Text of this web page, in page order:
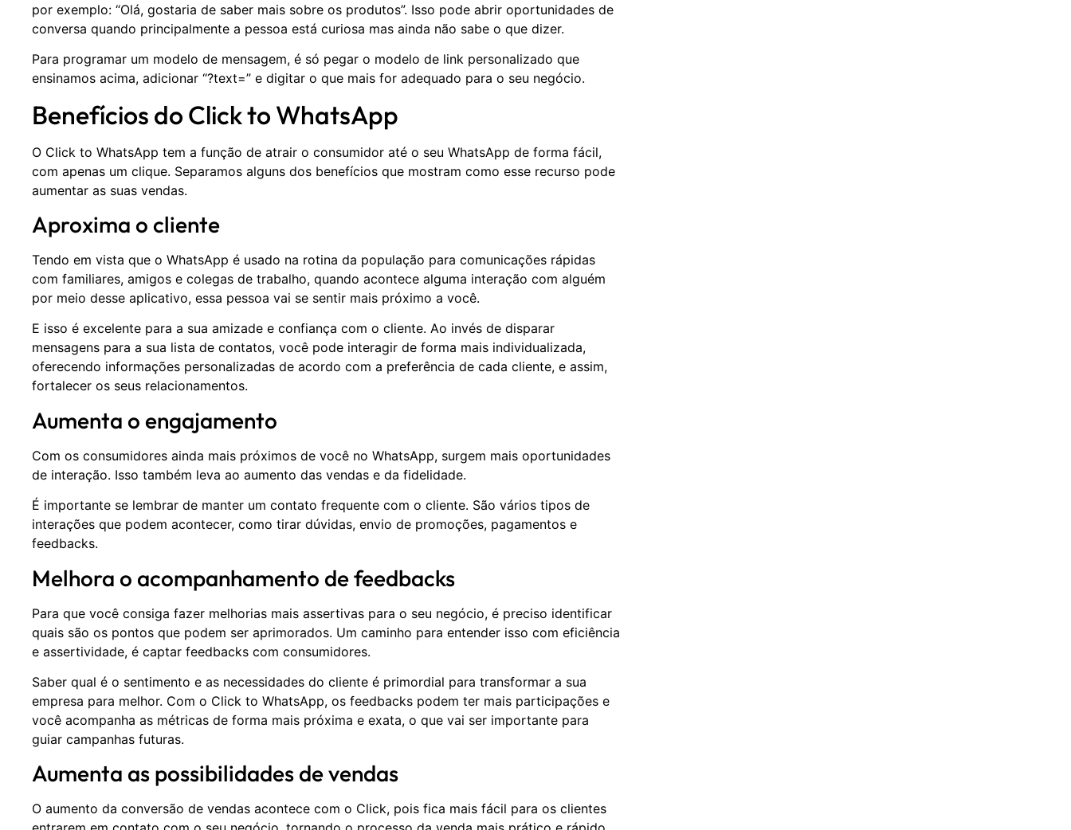
por exemplo: “Olá, gostaria de saber mais sobre os produtos”. Isso pode abrir oportunidades de
conversa quando principalmente a pessoa está curiosa mas ainda não sabe o que dizer.
Para programar um modelo de mensagem, é só pegar o modelo de link personalizado que
ensinamos acima, adicionar “?text=” e digitar o que mais for adequado para o seu negócio.
Benefícios do Click to WhatsApp
O Click to WhatsApp tem a função de atrair o consumidor até o seu WhatsApp de forma fácil,
com apenas um clique. Separamos alguns dos benefícios que mostram como esse recurso pode
aumentar as suas vendas.
Aproxima o cliente
Tendo em vista que o WhatsApp é usado na rotina da população para comunicações rápidas
com familiares, amigos e colegas de trabalho, quando acontece alguma interação com alguém
por meio desse aplicativo, essa pessoa vai se sentir mais próximo a você.
E isso é excelente para a sua amizade e confiança com o cliente. Ao invés de disparar
mensagens para a sua lista de contatos, você pode interagir de forma mais individualizada,
oferecendo informações personalizadas de acordo com a preferência de cada cliente, e assim,
fortalecer os seus relacionamentos.
Aumenta o engajamento
Com os consumidores ainda mais próximos de você no WhatsApp, surgem mais oportunidades
de interação. Isso também leva ao aumento das vendas e da fidelidade.
É importante se lembrar de manter um contato frequente com o cliente. São vários tipos de
interações que podem acontecer, como tirar dúvidas, envio de promoções, pagamentos e
feedbacks.
Melhora o acompanhamento de feedbacks
Para que você consiga fazer melhorias mais assertivas para o seu negócio, é preciso identificar
quais são os pontos que podem ser aprimorados. Um caminho para entender isso com eficiência
e assertividade, é captar feedbacks com consumidores.
Saber qual é o sentimento e as necessidades do cliente é primordial para transformar a sua
empresa para melhor. Com o Click to WhatsApp, os feedbacks podem ter mais participações e
você acompanha as métricas de forma mais próxima e exata, o que vai ser importante para
guiar campanhas futuras.
Aumenta as possibilidades de vendas
O aumento da conversão de vendas acontece com o Click, pois fica mais fácil para os clientes